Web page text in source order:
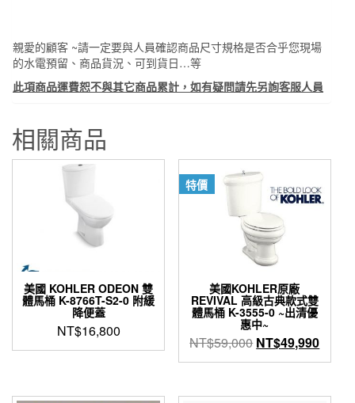
親愛的顧客 ~請一定要與人員確認商品尺寸規格是否合乎您現場
的水電預留、商品貨況、可到貨日…等
此項商品運費恕不與其它商品累計，如有疑問請先另詢客服人員
相關商品
美國 KOHLER ODEON 雙
體馬桶 K-8766T-S2-0 附緩
降便蓋
NT$16,800
特價
美國KOHLER原廠
REVIVAL 高級古典款式雙
體馬桶 K-3555-0 ~出清優
惠中~
NT$59,000 原
始
格：
NT$49,990目
前
格：